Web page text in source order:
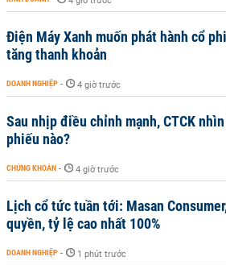
Điện Máy Xanh muốn phát hành cổ
tăng thanh khoản
DOANH NGHIỆP - 4 giờ trước
Sau nhịp điều chỉnh mạnh, CTCK
phiếu nào?
CHỨNG KHOÁN - 4 giờ trước
Lịch cổ tức tuần tới: Masan
quyền, tỷ lệ cao nhất 100%
DOANH NGHIỆP - 1 phút trước